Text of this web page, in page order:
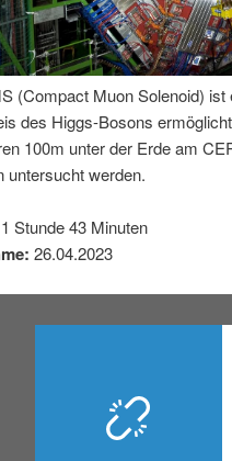
(Compact Muon Solenoid)
des Higgs-Bosons
100m unter der Erde am
untersucht werden.
1 Stunde 43 Minuten
26.04.2023